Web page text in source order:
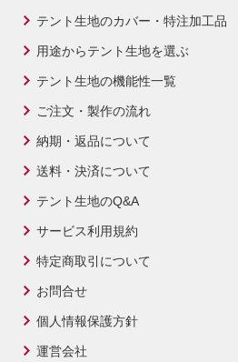
テント生地のカバー・特注加工品
用途からテント生地を選ぶ
テント生地の機能性一覧
ご注文・製作の流れ
納期・返品について
送料・決済について
テント生地のQ&A
サービス利用規約
特定商取引について
お問合せ
個人情報保護方針
運営会社